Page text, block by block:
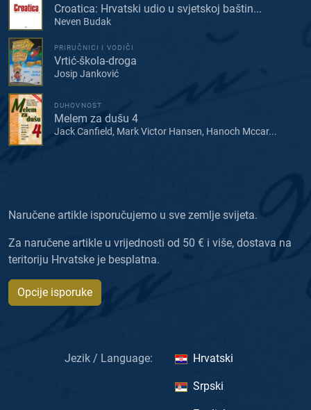
Croatica: Hrvatski udio u svjetskoj baštin...
Neven Budak
PRIRUČNICI I VODIČI
Vrtić-škola-droga
Josip Janković
DUHOVNOST
Melem za dušu 4
Jack Canfield, Mark Victor Hansen, Hanoch Mccar...
Naručene artikle isporučujemo u sve zemlje svijeta.
Za naručene artikle u vrijednosti od 50 € i više, dostava na
teritoriju Hrvatske je besplatna.
Opcije isporuke
Jezik / Language: Hrvatski
Srpski